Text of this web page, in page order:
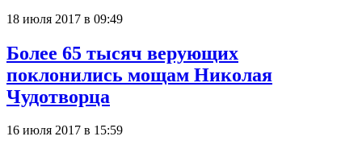
18 июля 2017 в 09:49
Более 65 тысяч верующих
поклонились мощам Николая
Чудотворца
16 июля 2017 в 15:59